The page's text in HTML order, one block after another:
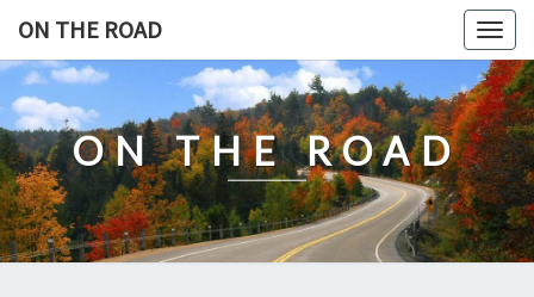
content
ON THE ROAD
ON THE ROAD